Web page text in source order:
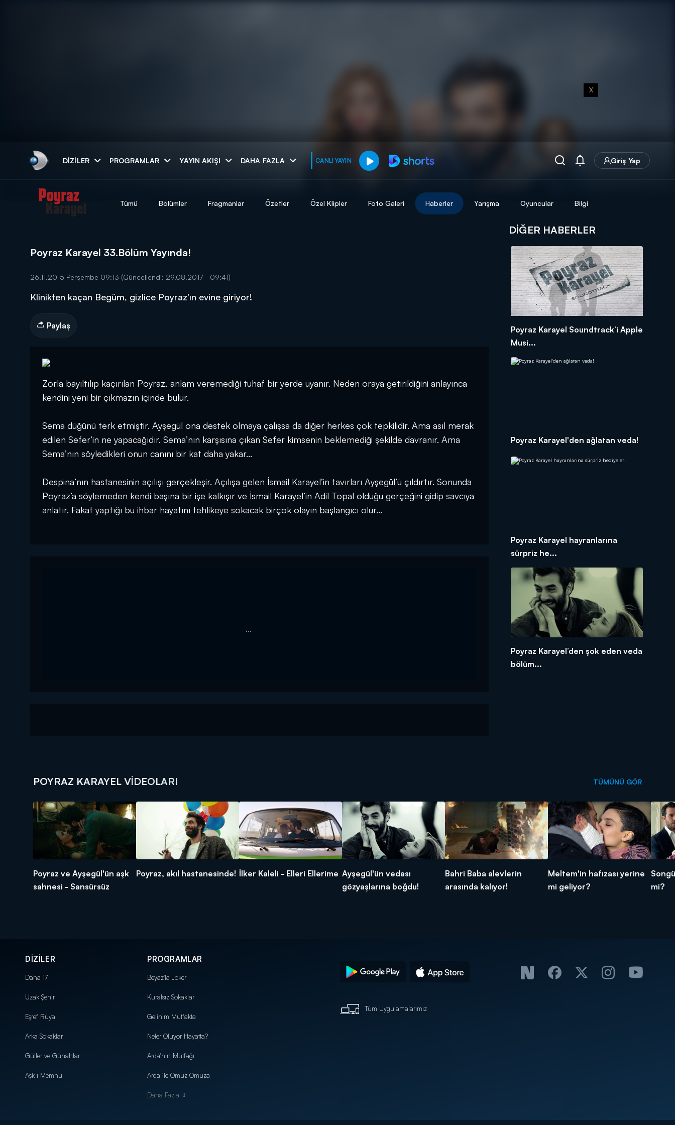
X
DIZILER PROGRAMLAR YAYIN AKIŞI DAHA FAZLA CANLI YAYIN Giriş Yap
muhteşem ikili
DİĞER SONUÇLAR
Tümü Bölümler Fragmanlar Özetler Özel Klipler Foto Galeri Haberler Yarışma Oyuncular Bilgi
Poyraz Karayel 33.Bölüm Yayında!
26.11.2015 Perşembe 09:13 (Güncellendi: 29.08.2017 - 09:41)
Klinikten kaçan Begüm, gizlice Poyraz'ın evine giriyor!
Paylaş
Zorla bayıltılıp kaçırılan Poyraz, anlam veremediği tuhaf bir yerde uyanır. Neden oraya getirildiğini anlayınca
kendini yeni bir çıkmazın içinde bulur.
Sema düğünü terk etmiştir. Ayşegül ona destek olmaya çalışsa da diğer herkes çok tepkilidir. Ama asıl merak
edilen Sefer’in ne yapacağıdır. Sema’nın karşısına çıkan Sefer kimsenin beklemediği şekilde davranır. Ama
Sema’nın söyledikleri onun canını bir kat daha yakar...
Despina’nın hastanesinin açılışı gerçekleşir. Açılışa gelen İsmail Karayel’in tavırları Ayşegül’ü çıldırtır. Sonunda
Poyraz’a söylemeden kendi başına bir işe kalkışır ve İsmail Karayel’in Adil Topal olduğu gerçeğini gidip savcıya
anlatır. Fakat yaptığı bu ihbar hayatını tehlikeye sokacak birçok olayın başlangıcı olur...
...
DIĞER HABERLER
Poyraz Karayel Soundtrack’i Apple
Musi...
Poyraz Karayel'den ağlatan veda!
Poyraz Karayel hayranlarına
sürpriz he...
Poyraz Karayel’den şok eden veda
bölüm...
POYRAZ KARAYEL VIDEOLARI TÜMÜNÜ GÖR
Poyraz ve Ayşegül'ün aşk
sahnesi - Sansürsüz
Poyraz, akıl hastanesinde! İlker Kaleli - Elleri Ellerime Ayşegül'ün vedası
gözyaşlarına boğdu!
Bahri Baba alevlerin
arasında kalıyor!
Meltem'in hafızası yerine
mi geliyor?
mi?
DİZİLER
Daha 17
Uzak Şehir
Eşref Rüya
Arka Sokaklar
Güller ve Günahlar
Aşk-ı Memnu
PROGRAMLAR
Beyaz'la Joker
Kuralsız Sokaklar
Gelinim Mutfakta
Neler Oluyor Hayatta?
Arda'nın Mutfağı
Arda ile Omuz Omuza
Daha Fazla
Tüm Uygulamalarımız